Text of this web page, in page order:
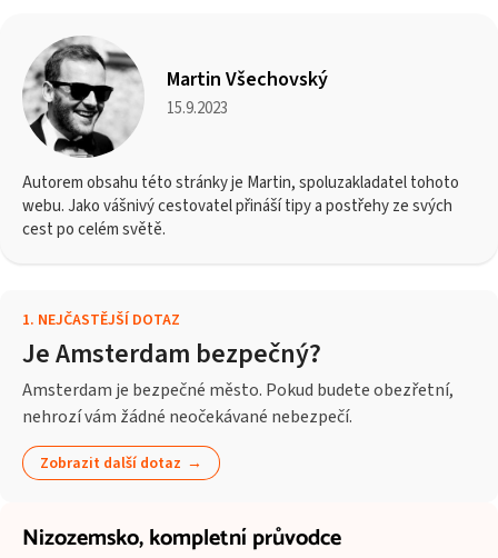
Martin Všechovský
15.9.2023
Autorem obsahu této stránky je Martin, spoluzakladatel tohoto
webu. Jako vášnivý cestovatel přináší tipy a postřehy ze svých
cest po celém světě.
1. NEJČASTĚJŠÍ DOTAZ
Je Amsterdam bezpečný?
Amsterdam je bezpečné město. Pokud budete obezřetní,
nehrozí vám žádné neočekávané nebezpečí.
Zobrazit další dotaz
Nizozemsko,kompletní průvodce